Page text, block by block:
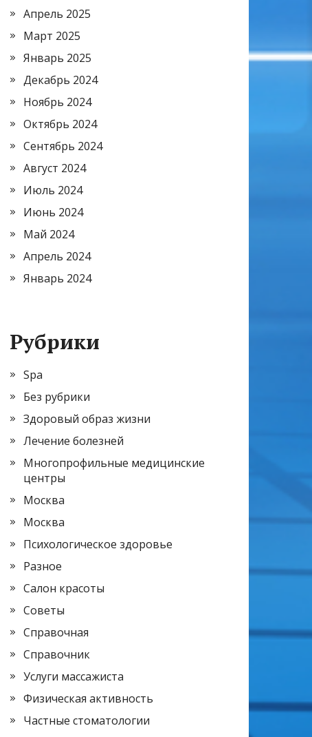
Апрель 2025
Март 2025
Январь 2025
Декабрь 2024
Ноябрь 2024
Октябрь 2024
Сентябрь 2024
Август 2024
Июль 2024
Июнь 2024
Май 2024
Апрель 2024
Январь 2024
Рубрики
Spa
Без рубрики
Здоровый образ жизни
Лечение болезней
Многопрофильные медицинские
центры
Москва
Москва
Психологическое здоровье
Разное
Салон красоты
Советы
Справочная
Справочник
Услуги массажиста
Физическая активность
Частные стоматологии